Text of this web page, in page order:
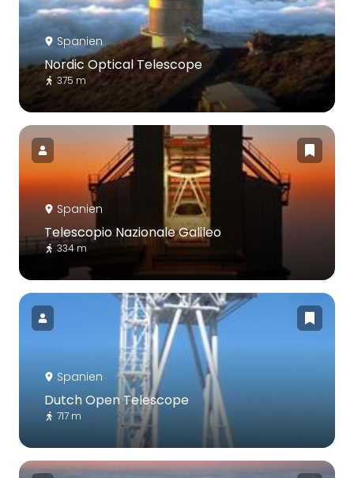
Spanien
Nordic Optical Telescope
375 m
Spanien
Telescopio Nazionale Galileo
334 m
Spanien
Dutch Open Telescope
717 m